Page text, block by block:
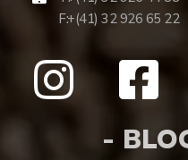
F:+(41) 32 926 65 22
-